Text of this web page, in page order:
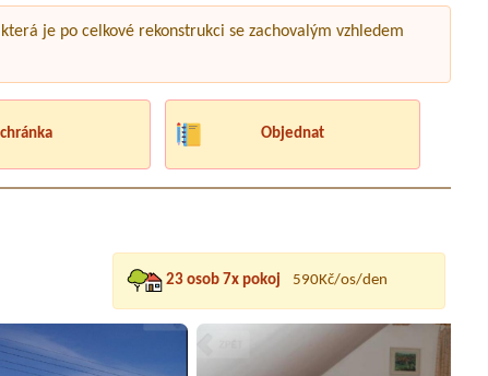
je po celkové rekonstrukci se zachovalým vzhledem
Objednat
23 osob 7x pokoj
590Kč/os/den